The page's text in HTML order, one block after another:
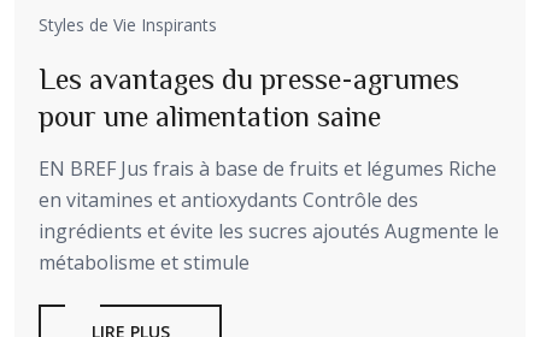
Styles de Vie Inspirants
Les avantages du presse-agrumes
pour une alimentation saine
EN BREF Jus frais à base de fruits et légumes Riche
en vitamines et antioxydants Contrôle des
ingrédients et évite les sucres ajoutés Augmente le
métabolisme et stimule
LIRE PLUS